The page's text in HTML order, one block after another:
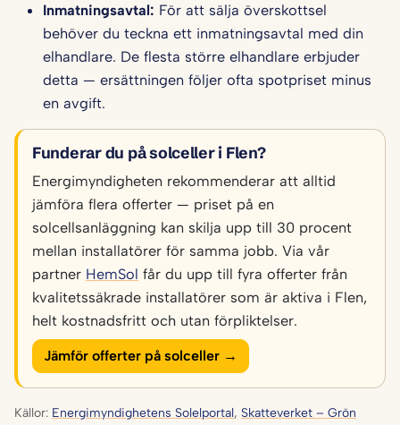
Inmatningsavtal: För att sälja överskottsel
behöver du teckna ett inmatningsavtal med din
elhandlare. De flesta större elhandlare erbjuder
detta — ersättningen följer ofta spotpriset minus
en avgift.
Funderar du på solceller i Flen?
Energimyndigheten rekommenderar att alltid
jämföra flera offerter — priset på en
solcellsanläggning kan skilja upp till 30 procent
mellan installatörer för samma jobb. Via vår
partner HemSol får du upp till fyra offerter från
kvalitetssäkrade installatörer som är aktiva i Flen,
helt kostnadsfritt och utan förpliktelser.
Jämför offerter på solceller →
Källor: Energimyndighetens Solelportal, Skatteverket – Grön